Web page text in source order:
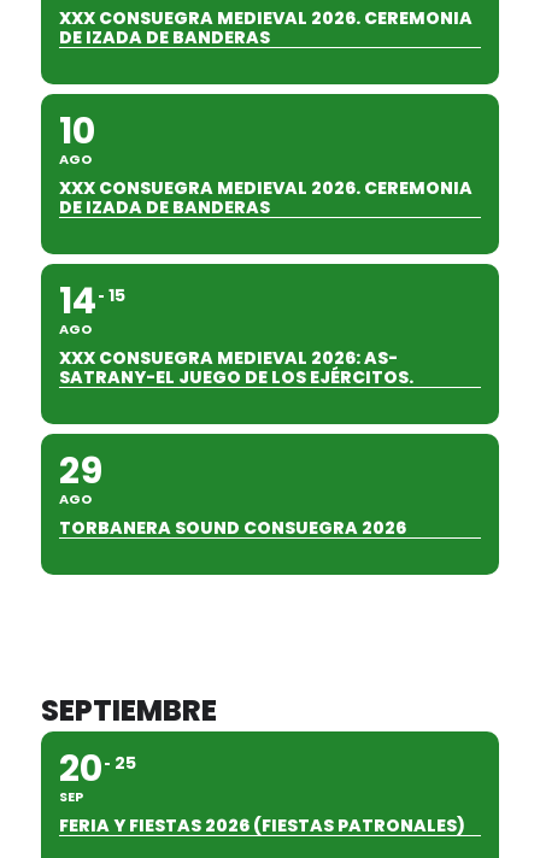
XXX CONSUEGRA MEDIEVAL 2026. CEREMONIA
DE IZADA DE BANDERAS
10
AGO
XXX CONSUEGRA MEDIEVAL 2026. CEREMONIA
DE IZADA DE BANDERAS
14
AGO
15
XXX CONSUEGRA MEDIEVAL 2026: AS-
SATRANY-EL JUEGO DE LOS EJÉRCITOS.
29
AGO
TORBANERA SOUND CONSUEGRA 2026
SEPTIEMBRE
20
SEP
25
FERIA Y FIESTAS 2026 (FIESTAS PATRONALES)